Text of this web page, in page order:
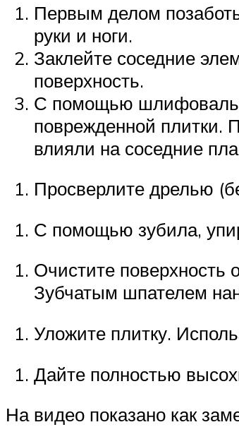
Первым делом
руки и ноги.
Заклейте соседние
поверхность.
С помощью
поврежденной плитки.
влияли на соседние
Просверлите дрелью
С помощью зубила,
Очистите поверхность
Зубчатым шпателем
Уложите плитку.
Дайте полностью
На видео показано как